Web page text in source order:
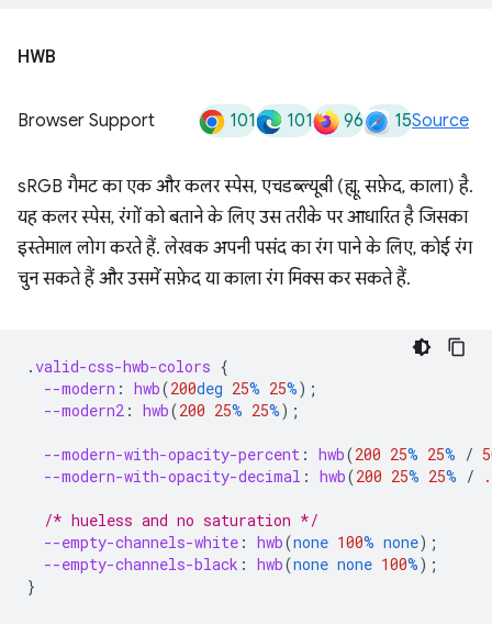
HWB
Browser Support 101 101 96 15Source
sRGB गैमट का एक और कलर स्पेस, एचडब्ल्यूबी (ह्यू, सफ़ेद, काला) है.
यह कलर स्पेस, रंगों को बताने के लिए उस तरीके पर आधारित है जिसका
इस्तेमाल लोग करते हैं. लेखक अपनी पसंद का रंग पाने के लिए, कोई रंग
चुन सकते हैं और उसमें सफ़ेद या काला रंग मिक्स कर सकते हैं.
.valid-css-hwb-colors {
--modern : hwb(200deg 25% 25%);
--modern2 : hwb(200 25% 25%);
--modern-with-opacity-percent : hwb(200 25% 25% /
--modern-with-opacity-decimal : hwb(200 25% 25% /
/* hueless and no saturation */
--empty-channels-white : hwb(none 100% none);
--empty-channels-black : hwb(none none 100%);
}